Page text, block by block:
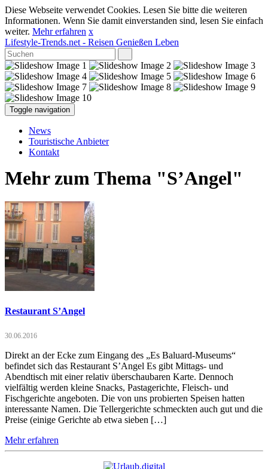
Diese Webseite verwendet Cookies. Lesen Sie bitte die weiteren
Informationen. Wenn Sie damit einverstanden sind, lesen Sie einfach
weiter. Mehr erfahren x
Lifestyle-Trends.net - Reisen Genießen Leben
Toggle navigation
News
Touristische Anbieter
Kontakt
Mehr zum Thema "S’Angel"
Restaurant S’Angel
30.06.2016
Direkt an der Ecke zum Eingang des „Es Baluard-Museums“
befindet sich das Restaurant S’Angel Es gibt Mittags- und
Abendtisch mit einer relativ überschaubaren Karte. Dennoch
vielfältig werden kleine Snacks, Pastagerichte, Fleisch- und
Fischgerichte angeboten. Die von uns probierten Speisen hatten
interessante Namen. Die Tellergerichte schmeckten auch gut und die
Preise (einige Gerichte ab etwa sieben […]
Mehr erfahren